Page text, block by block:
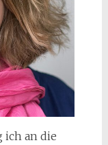
ich an die